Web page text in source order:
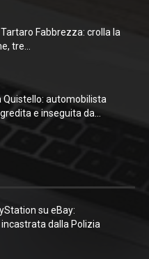
Fabbrezza: crolla la
tre...
Quistello: automobilista
e inseguita da...
su eBay:
dalla Polizia